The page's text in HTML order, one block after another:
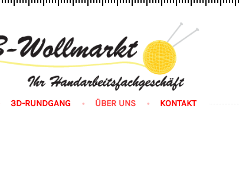
3D-RUNDGANG ÜBER UNS KONTAKT